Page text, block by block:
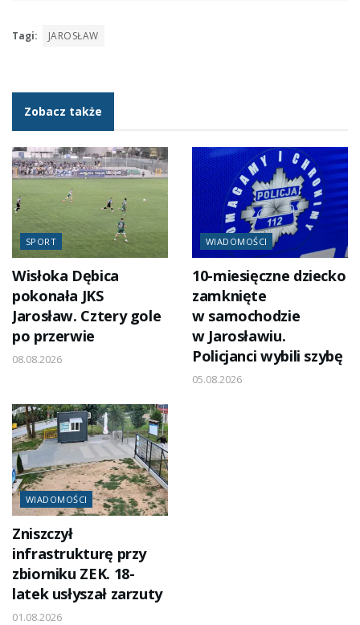
Tagi: JAROSŁAW
Zobacz także
SPORT
Wisłoka Dębica
pokonała JKS
Jarosław. Cztery gole
po przerwie
08.08.2026
WIADOMOŚCI
10-miesięczne dziecko
zamknięte
w samochodzie
w Jarosławiu.
Policjanci wybili szybę
05.08.2026
WIADOMOŚCI
Zniszczył
infrastrukturę przy
zbiorniku ZEK. 18-
latek usłyszał zarzuty
01.08.2026